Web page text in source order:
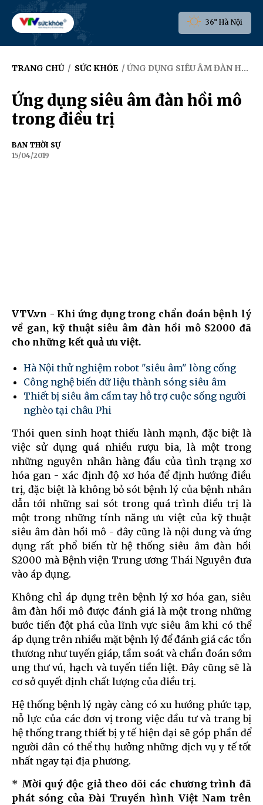
36° Hà Nội
TRANG CHỦ / SỨC KHỎE / ỨNG DỤNG SIÊU ÂM ĐÀN HỒI MÔ TRONG ĐIỀU TRỊ
Ứng dụng siêu âm đàn hồi mô
trong điều trị
BAN THỜI SỰ
15/04/2019
VTV.vn - Khi ứng dụng trong chẩn đoán bệnh lý
về gan, kỹ thuật siêu âm đàn hồi mô S2000 đã
cho những kết quả ưu việt.
Hà Nội thử nghiệm robot "siêu âm" lòng cống
Công nghệ biến dữ liệu thành sóng siêu âm
Thiết bị siêu âm cầm tay hỗ trợ cuộc sống người
nghèo tại châu Phi
Thói quen sinh hoạt thiếu lành mạnh, đặc biệt là
việc sử dụng quá nhiều rượu bia, là một trong
những nguyên nhân hàng đầu của tình trạng xơ
hóa gan - xác định độ xơ hóa để định hướng điều
trị, đặc biệt là không bỏ sót bệnh lý của bệnh nhân
dẫn tới những sai sót trong quá trình điều trị là
một trong những tính năng ưu việt của kỹ thuật
siêu âm đàn hồi mô - đây cũng là nội dung và ứng
dụng rất phổ biến từ hệ thống siêu âm đàn hồi
S2000 mà Bệnh viện Trung ương Thái Nguyên đưa
vào áp dụng.
Không chỉ áp dụng trên bệnh lý xơ hóa gan, siêu
âm đàn hồi mô được đánh giá là một trong những
bước tiến đột phá của lĩnh vực siêu âm khi có thể
áp dụng trên nhiều mặt bệnh lý để đánh giá các tổn
thương như tuyến giáp, tầm soát và chẩn đoán sớm
ung thư vú, hạch và tuyến tiền liệt. Đây cũng sẽ là
cơ sở quyết định chất lượng của điều trị.
Hệ thống bệnh lý ngày càng có xu hướng phức tạp,
nỗ lực của các đơn vị trong việc đầu tư và trang bị
hệ thống trang thiết bị y tế hiện đại sẽ góp phần để
người dân có thể thụ hưởng những dịch vụ y tế tốt
nhất ngay tại địa phương.
* Mời quý độc giả theo dõi các chương trình đã
phát sóng của Đài Truyền hình Việt Nam trên